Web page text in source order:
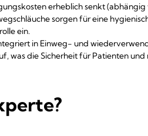
erheblich senkt
sorgen für eine
ein.
in Einweg- und
was die Sicherheit für Patienten und